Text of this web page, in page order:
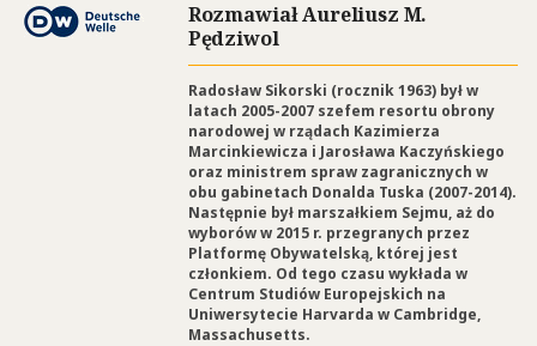
Rozmawiał Aureliusz M.
Pędziwol
Radosław Sikorski (rocznik 1963) był w
latach 2005-2007 szefem resortu obrony
narodowej w rządach Kazimierza
Marcinkiewicza i Jarosława Kaczyńskiego
oraz ministrem spraw zagranicznych w
obu gabinetach Donalda Tuska (2007-2014).
Następnie był marszałkiem Sejmu, aż do
wyborów w 2015 r. przegranych przez
Platformę Obywatelską, której jest
członkiem. Od tego czasu wykłada w
Centrum Studiów Europejskich na
Uniwersytecie Harvarda w Cambridge,
Massachusetts.